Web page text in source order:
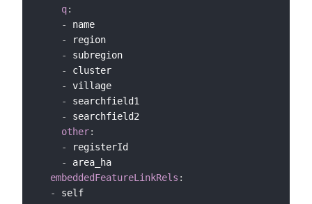
q:
-
name
-
region
-
subregion
-
cluster
-
village
-
searchfield1
-
searchfield2
other:
-
registerId
-
area_ha
embeddedFeatureLinkRels :
-
self